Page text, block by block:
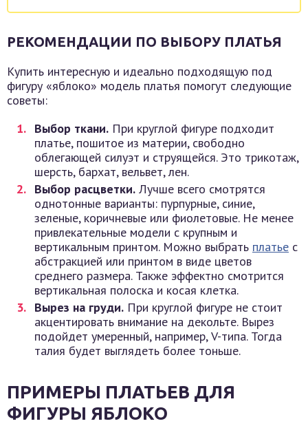
РЕКОМЕНДАЦИИ ПО ВЫБОРУ ПЛАТЬЯ
Купить интересную и идеально подходящую под
фигуру «яблоко» модель платья помогут следующие
советы:
Выбор ткани. При круглой фигуре подходит
платье, пошитое из материи, свободно
облегающей силуэт и струящейся. Это трикотаж,
шерсть, бархат, вельвет, лен.
Выбор расцветки. Лучше всего смотрятся
однотонные варианты: пурпурные, синие,
зеленые, коричневые или фиолетовые. Не менее
привлекательные модели с крупным и
вертикальным принтом. Можно выбрать платье с
абстракцией или принтом в виде цветов
среднего размера. Также эффектно смотрится
вертикальная полоска и косая клетка.
Вырез на груди. При круглой фигуре не стоит
акцентировать внимание на декольте. Вырез
подойдет умеренный, например, V-типа. Тогда
талия будет выглядеть более тоньше.
ПРИМЕРЫ ПЛАТЬЕВ ДЛЯ
ФИГУРЫ ЯБЛОКО